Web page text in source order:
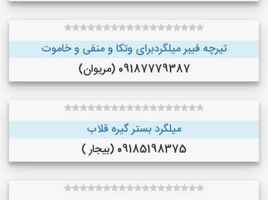
تیرچه فیبر میلگردبرای وتکا و منفی و خاموت
09187779387 (مریوان)
میلگرد بستر گیره قلاب
09185198375 (بیجار )